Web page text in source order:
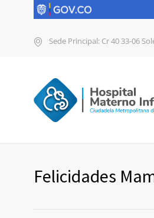
Sede Principal: Cr 40 33-06
Felicidades